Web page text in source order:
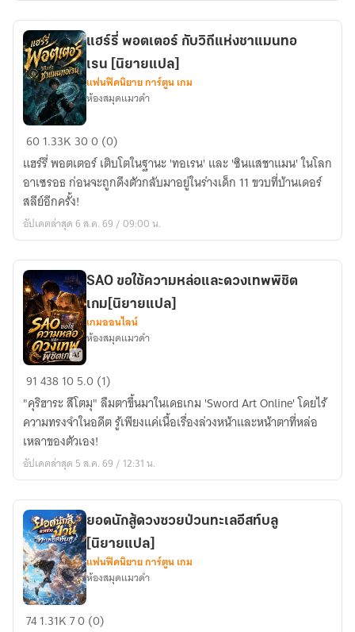
บาสเกตบอล
สุด
เกรียน
แฮร์
พอต
เตอร์
กับ
วิถี
ชา
แมน
ทอ
เรน
[นิยาย
แปล]
แฮร์รี่ พอตเตอร์ กับวิถีแห่งชาแมนทอ
เรน [นิยายแปล]
แฟนฟิคนิยาย การ์ตูน เกม
ห้องสมุดแมวดำ
601.33K 300 (0)
แฮร์รี่ พอตเตอร์ เติบโตในฐานะ 'ทอเรน' และ 'ซินแสชาแมน' ในโลก
อาเซรอธ ก่อนจะถูกดึงตัวกลับมาอยู่ในร่างเด็ก 11 ขวบที่บ้านเดอร์
สลีย์อีกครั้ง!
อัปเดตล่าสุด 6 ส.ค. 69 / 09:00 น.
SAO
ขอ
ใช้
ความ
หล่อ
และ
เทพ
พิชิต
เกม[นิยาย
แปล]
SAO ขอใช้ความหล่อและดวงเทพพิชิต
เกม[นิยายแปล]
เกมออนไลน์
ห้องสมุดแมวดำ
91438105.0 (1)
"คุริฮาระ สึโตมุ" ลืมตาขึ้นมาในเดธเกม 'Sword Art Online' โดยไร้
ความทรงจำในอดีต รู้เพียงแค่เนื้อเรื่องล่วงหน้าและหน้าตาที่หล่อ
เหลาของตัวเอง!
อัปเดตล่าสุด 5 ส.ค. 69 / 12:31 น.
ยอด
ยอดนักสู้ดวงซวยป่วนทะเลอีสท์บลู
[นิยายแปล]
แฟนฟิคนิยาย การ์ตูน เกม
ห้องสมุดแมวดำ
741.31K70 (0)